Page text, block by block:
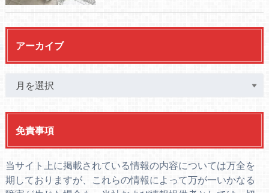
アーカイブ
免責事項
当サイト上に掲載されている情報の内容については万全を
期しておりますが、これらの情報によって万が一いかなる